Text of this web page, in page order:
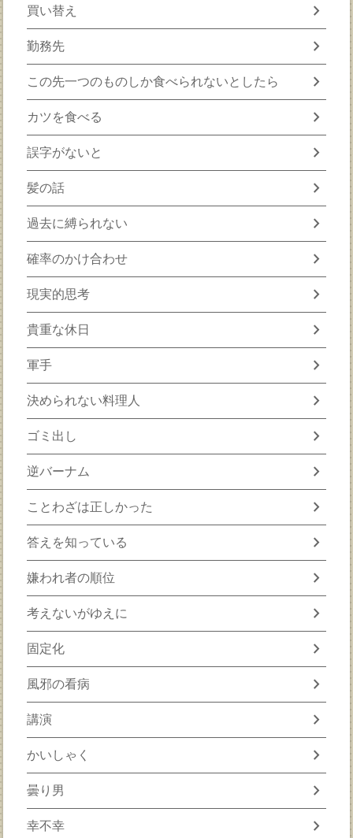
買い替え chevron_right
勤務先 chevron_right
この先一つのものしか食べられないとしたら chevron_right
カツを食べる chevron_right
誤字がないと chevron_right
髪の話 chevron_right
過去に縛られない chevron_right
確率のかけ合わせ chevron_right
現実的思考 chevron_right
貴重な休日 chevron_right
軍手 chevron_right
決められない料理人 chevron_right
ゴミ出し chevron_right
逆バーナム chevron_right
ことわざは正しかった chevron_right
答えを知っている chevron_right
嫌われ者の順位 chevron_right
考えないがゆえに chevron_right
固定化 chevron_right
風邪の看病 chevron_right
講演 chevron_right
かいしゃく chevron_right
曇り男 chevron_right
幸不幸 chevron_right